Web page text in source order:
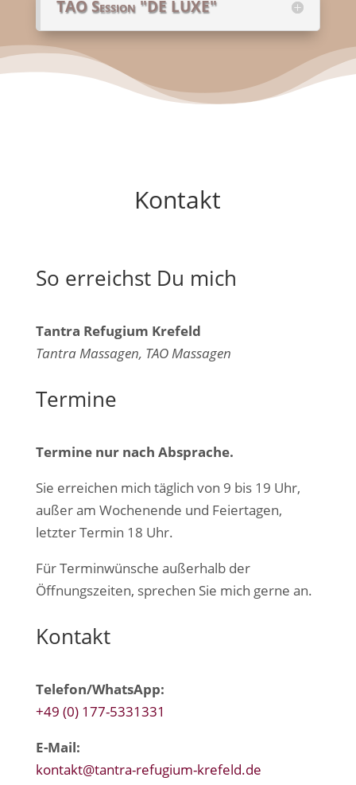
TAO Session "DE LUXE"
Kontakt
So erreichst Du mich
Tantra Refugium Krefeld
Tantra Massagen, TAO Massagen
Termine
Termine nur nach Absprache.
Sie erreichen mich täglich von 9 bis 19 Uhr,
außer am Wochenende und Feiertagen,
letzter Termin 18 Uhr.
Für Terminwünsche außerhalb der
Öffnungszeiten, sprechen Sie mich gerne an.
Kontakt
Telefon/WhatsApp:
+49 (0) 177-5331331
E-Mail:
kontakt@tantra-refugium-krefeld.de